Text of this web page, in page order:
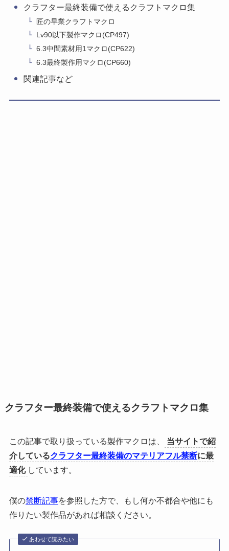
クラフター最終装備で使えるクラフトマクロ集
匠の早業クラフトマクロ
Lv90以下製作マクロ(CP497)
6.3中間素材用1マクロ(CP622)
6.3最終製作用マクロ(CP660)
関連記事など
クラフター最終装備で使えるクラフトマクロ集
この記事で取り扱っている製作マクロは、
当サイトで紹
介しているクラフター最終装備のマテリアフル禁断に最
適化 しています。
僕の禁断記事を参照した方で、もし何か不都合や他にも
作りたい製作品があれば相談ください。
あわせて読みたい